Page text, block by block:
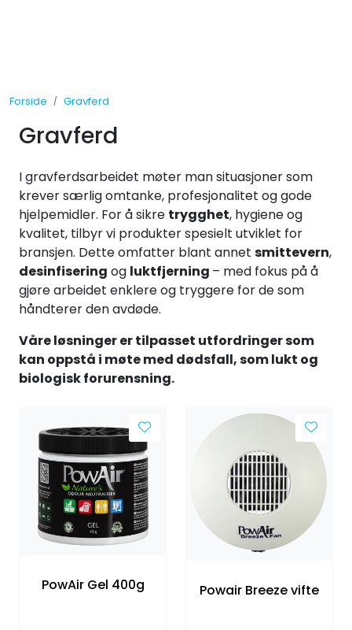
Forside Gravferd
Gravferd
I gravferdsarbeidet møter man situasjoner som
krever særlig omtanke, profesjonalitet og gode
hjelpemidler. For å sikre trygghet, hygiene og
kvalitet, tilbyr vi produkter spesielt utviklet for
bransjen. Dette omfatter blant annet smittevern,
desinfisering og luktfjerning – med fokus på å
gjøre arbeidet enklere og tryggere for de som
håndterer den avdøde.
Våre løsninger er tilpasset utfordringer som
kan oppstå i møte med dødsfall, som lukt og
biologisk forurensning.
PowAir Gel 400g Powair Breeze vifte
Måleinstrumenter
Kjemi
Renhold
Vinduspusseutstyr
Forbruksmateriell